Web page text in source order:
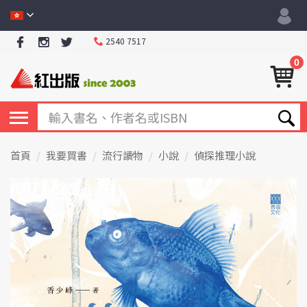
2540 7517
0
首頁 我要買書 流行讀物 小說 偵探推理小說